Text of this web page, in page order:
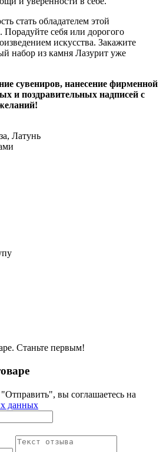
стать обладателем этой
себя или дорогого
искусства. Закажите
набор из камня Лазурит уже
сувениров, нанесение фирменной
и поздравительных надписей с
Латунь
Станьте первым!
вы соглашаетесь на
данных